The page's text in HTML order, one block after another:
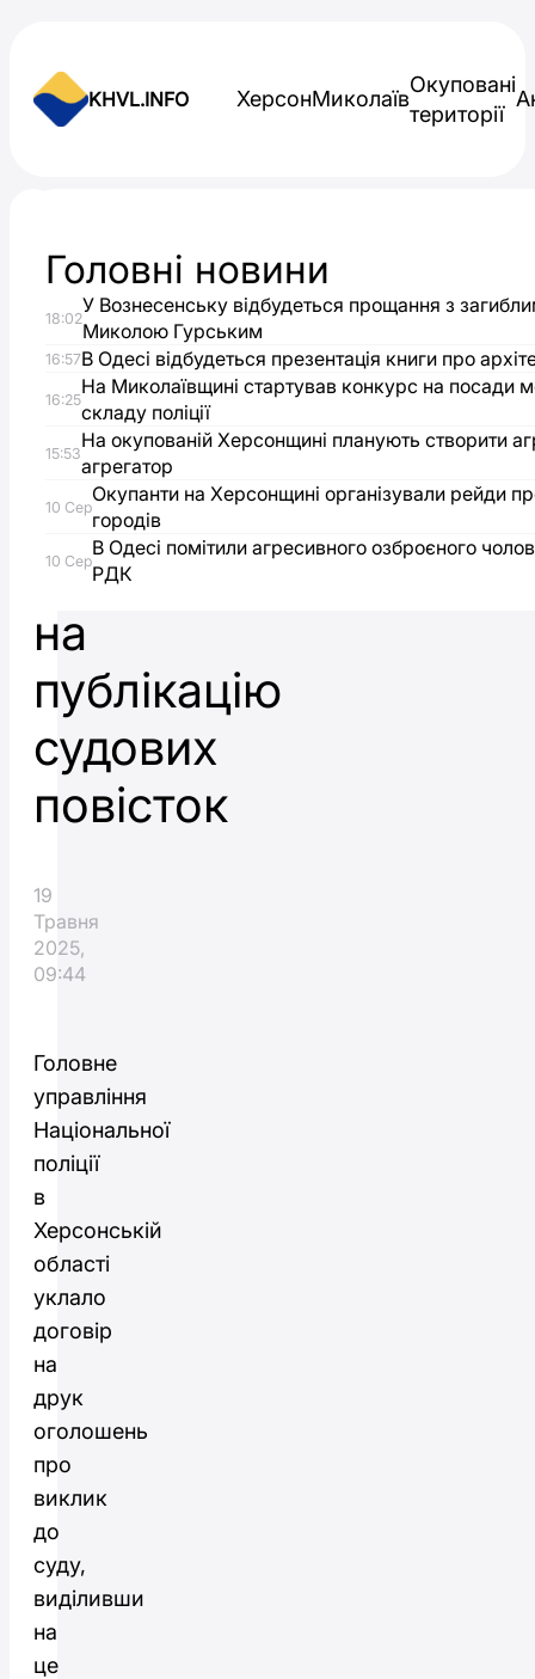
KHVL.INFO ХерсонМиколаїв
Окуповані
території
Херсонська
поліція
витратить
199
тис
грн
на
публікацію
судових
повісток
19
Травня
2025,
09:44
Головне
управління
Національної
поліції
в
Херсонській
області
уклало
договір
на
друк
оголошень
про
виклик
до
суду,
виділивши
на
це
Головні новини
18:02
У Вознесенську відбудеться прощання з
Миколою Гурським
16:57В Одесі відбудеться презентація книги про
16:25
На Миколаївщині стартував конкурс на посади
складу поліції
15:53
На окупованій Херсонщині планують створити
агрегатор
10 Сер
Окупанти на Херсонщині організували рейди
городів
10 Сер
В Одесі помітили агресивного озброєного
РДК